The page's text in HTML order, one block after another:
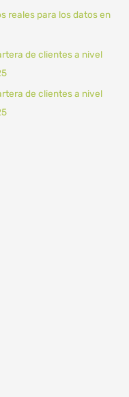
reales para los datos en
de clientes a nivel
de clientes a nivel